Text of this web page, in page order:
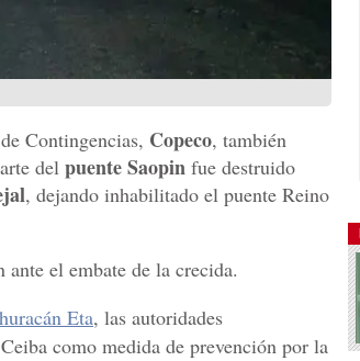
Contingencias, Copeco, también
del puente Saopin fue destruido
, dejando inhabilitado el puente Reino
el embate de la crecida.
Eta, las autoridades
como medida de prevención por la